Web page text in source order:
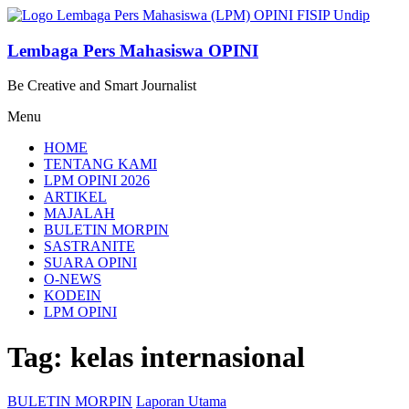
Lompat
konten
Lembaga Pers Mahasiswa OPINI
Be Creative and Smart Journalist
Menu
HOME
TENTANG KAMI
LPM OPINI 2026
ARTIKEL
MAJALAH
BULETIN MORPIN
SASTRANITE
SUARA OPINI
O-NEWS
KODEIN
LPM OPINI
Tag: kelas internasional
BULETIN MORPIN Laporan Utama